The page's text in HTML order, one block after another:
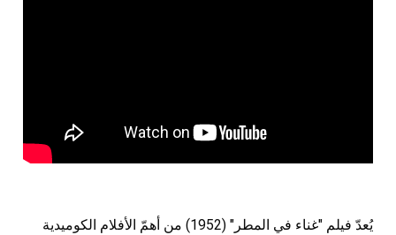
يُعدّ فيلم "غناء في المطر" (1952) من أهمّ الأفلام الكوميدية